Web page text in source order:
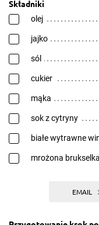
Składniki
olej
jajko
sól
cukier
mąka
sok z cytryny
białe wytrawne
mrożona brukselka
EMAIL